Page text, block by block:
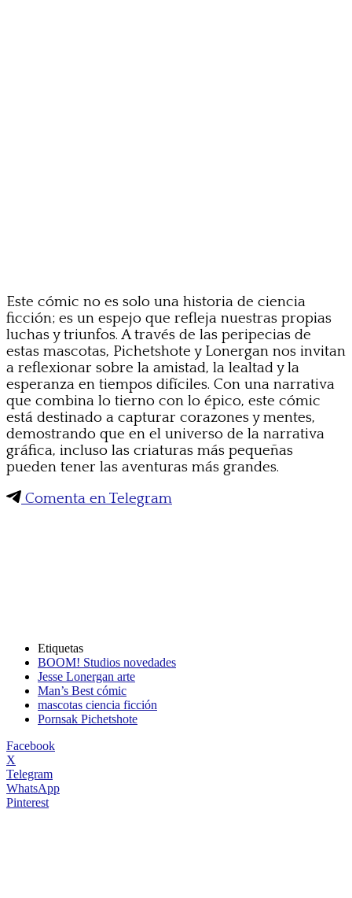
Este cómic no es solo una historia de ciencia
ficción; es un espejo que refleja nuestras propias
luchas y triunfos. A través de las peripecias de
estas mascotas, Pichetshote y Lonergan nos invitan
a reflexionar sobre la amistad, la lealtad y la
esperanza en tiempos difíciles. Con una narrativa
que combina lo tierno con lo épico, este cómic
está destinado a capturar corazones y mentes,
demostrando que en el universo de la narrativa
gráfica, incluso las criaturas más pequeñas
pueden tener las aventuras más grandes.
Comenta en Telegram
Etiquetas
BOOM! Studios novedades
Jesse Lonergan arte
Man’s Best cómic
mascotas ciencia ficción
Pornsak Pichetshote
Facebook
X
Telegram
WhatsApp
Pinterest